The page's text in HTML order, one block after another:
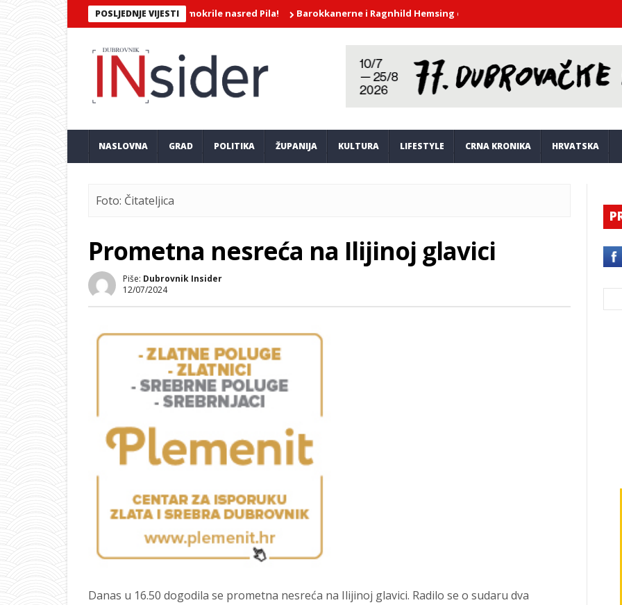
POSLJEDNJE VIJESTI
SNIMKA/Dvije djevojke mokrile nasred Pila! Barokkanerne i Ragnhild Hemsing donijeli duh barokne glazbe u atrij
NASLOVNA GRAD POLITIKA ŽUPANIJA KULTURA LIFESTYLE CRNA KRONIKA HRVATSKA
Foto: Čitateljica
Prometna nesreća na Ilijinoj glavici
Piše: Dubrovnik Insider
12/07/2024
Danas u 16.50 dogodila se prometna nesreća na Ilijinoj glavici. Radilo se o sudaru dva